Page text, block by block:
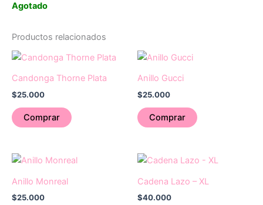
Agotado
Productos relacionados
Candonga Thorne Plata
$25.000
Comprar
Anillo Gucci
$25.000
Comprar
Anillo Monreal
$25.000
Cadena Lazo – XL
$40.000